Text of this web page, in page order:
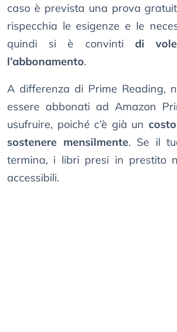
caso è prevista una prova
rispecchia le esigenze e le
quindi si è convinti di
l’abbonamento.
A differenza di Prime Reading,
essere abbonati ad Amazon
usufruire, poiché c’è già un
sostenere mensilmente. Se il
termina, i libri presi in prestito
accessibili.